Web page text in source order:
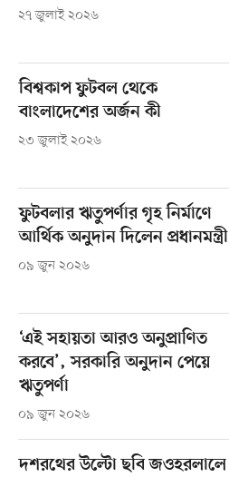
২৭ জুলাই ২০২৬
বিশ্বকাপ ফুটবল থেকে
বাংলাদেশের অর্জন কী
২৩ জুলাই ২০২৬
ফুটবলার ঋতুপর্ণার গৃহ নির্মাণে
আর্থিক অনুদান দিলেন প্রধানমন্ত্রী
০৯ জুন ২০২৬
‘এই সহায়তা আরও অনুপ্রাণিত
করবে’, সরকারি অনুদান পেয়ে
ঋতুপর্ণা
০৯ জুন ২০২৬
দশরথের উল্টো ছবি জওহরলালে